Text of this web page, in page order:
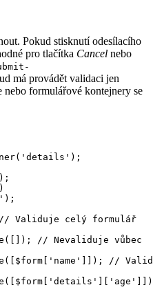
Pokud stisknutí odesílacího
pro tlačítka Cancel nebo
má provádět validaci jen
nebo formulářové kontejnery se
// Validuje celý formulář